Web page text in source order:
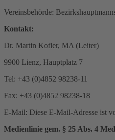
Vereinsbehörde:
Kontakt:
Dr. Martin Kofler, MA (Leiter)
9900 Lienz, Hauptplatz 7
Tel: +43 (0)4852 98238-11
Fax: +43 (0)4852 98238-18
E-Mail: Diese E-Mail-Adresse ist
Medienlinie gem. § 25 Abs. 4